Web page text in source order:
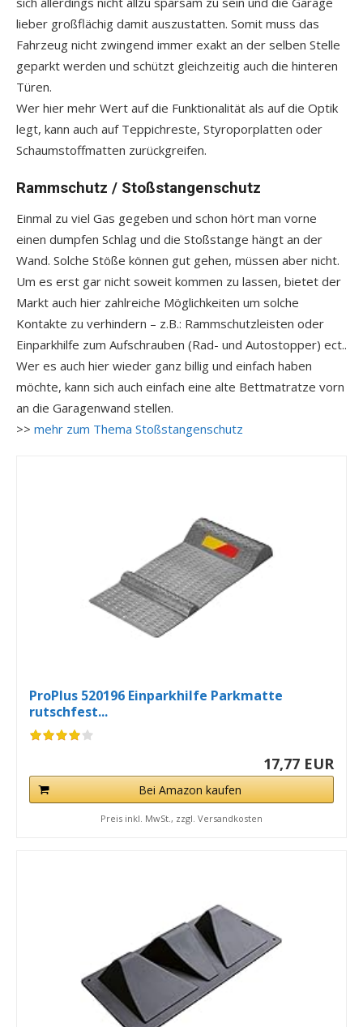
lieber großflächig damit auszustatten. Somit muss das
Fahrzeug nicht zwingend immer exakt an der selben Stelle
geparkt werden und schützt gleichzeitig auch die hinteren
Türen.
Wer hier mehr Wert auf die Funktionalität als auf die Optik
legt, kann auch auf Teppichreste, Styroporplatten oder
Schaumstoffmatten zurückgreifen.
Rammschutz / Stoßstangenschutz
Einmal zu viel Gas gegeben und schon hört man vorne
einen dumpfen Schlag und die Stoßstange hängt an der
Wand. Solche Stöße können gut gehen, müssen aber nicht.
Um es erst gar nicht soweit kommen zu lassen, bietet der
Markt auch hier zahlreiche Möglichkeiten um solche
Kontakte zu verhindern – z.B.: Rammschutzleisten oder
Einparkhilfe zum Aufschrauben (Rad- und Autostopper) ect..
Wer es auch hier wieder ganz billig und einfach haben
möchte, kann sich auch einfach eine alte Bettmatratze vorn
an die Garagenwand stellen.
>> mehr zum Thema Stoßstangenschutz
ProPlus 520196 Einparkhilfe Parkmatte
rutschfest...
17,77 EUR
Bei Amazon kaufen
Preis inkl. MwSt., zzgl. Versandkosten